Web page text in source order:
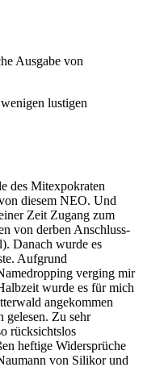
Ausgabe von
lustigen
des Mitexpokraten
diesem NEO. Und
Zeit Zugang zum
von derben Anschluss-
Danach wurde es
Aufgrund
verging mir
wurde es für mich
angekommen
gelesen. Zu sehr
rücksichtslos
heftige Widersprüche
von Silikor und